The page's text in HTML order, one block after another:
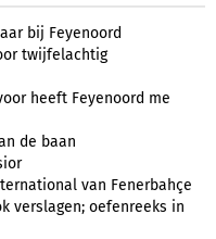
bij Feyenoord
twijfelachtig
heeft Feyenoord me
de baan
van Fenerbahçe
verslagen; oefenreeks in